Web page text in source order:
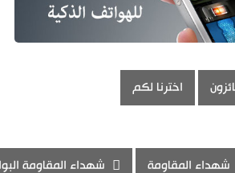
اخترنا لكم
شهداء المقاومة شهداء المقاومة